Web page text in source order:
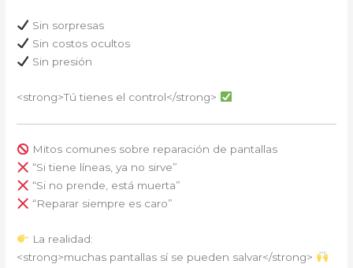
Sin sorpresas
Sin costos ocultos
Sin presión
<strong>Tú tienes el control</strong>
Mitos comunes sobre reparación de pantallas
“Si tiene líneas, ya no sirve”
“Si no prende, está muerta”
“Reparar siempre es caro”
La realidad:
<strong>muchas pantallas sí se pueden salvar</strong>